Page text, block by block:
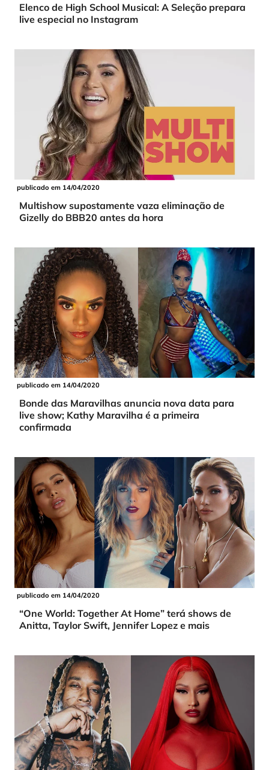
Elenco de High School Musical: A Seleção prepara
live especial no Instagram
publicado em 14/04/2020
Multishow supostamente vaza eliminação de
Gizelly do BBB20 antes da hora
publicado em 14/04/2020
Bonde das Maravilhas anuncia nova data para
live show; Kathy Maravilha é a primeira
confirmada
publicado em 14/04/2020
“One World: Together At Home” terá shows de
Anitta, Taylor Swift, Jennifer Lopez e mais